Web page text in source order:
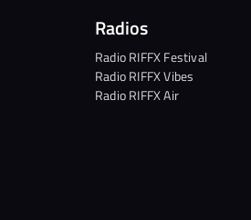
Radios
Radio RIFFX Festival
Radio RIFFX Vibes
Radio RIFFX Air